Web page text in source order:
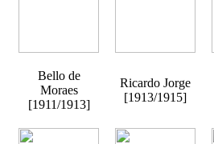
Bello de
Moraes
[1911/1913]
Ricardo Jorge
[1913/1915]